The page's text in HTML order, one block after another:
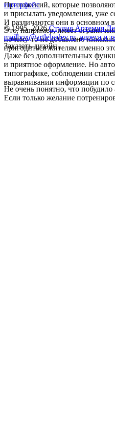
Приложений, которые
и присылать уведомления, уже
И различаются они в основном в
Это, например, имеет
почему-то не добавлено
пригодиться жителям именно
Даже без дополнительных
и приятное оформление. Но
типографике, соблюдении
выравнивании информации по
Не очень понятно, что побудило
Если только желание
интерфейс
© 1995–2026 Студия Артемия
mailbox@artlebedev.ru, адреса и
Заказать дизайн...